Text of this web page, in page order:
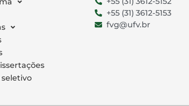
seletivo
+55 (31) 3612-5153
fvg@ufv.br